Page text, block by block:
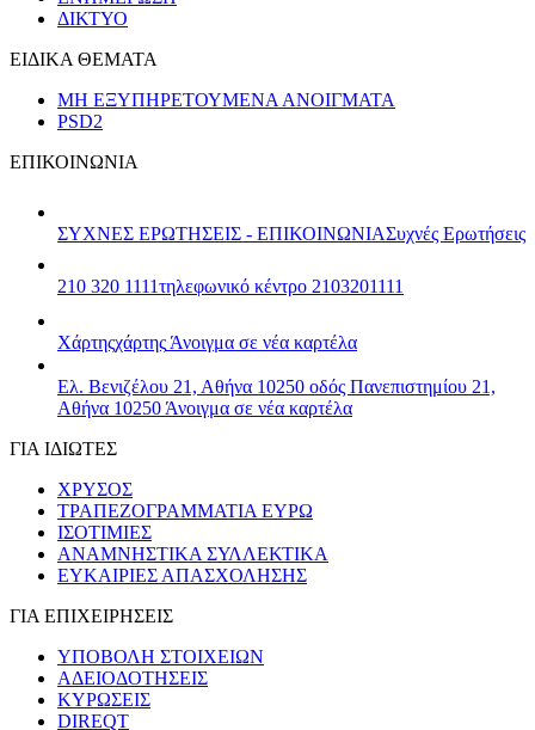
ΔΙΚΤΥΟ
ΕΙΔΙΚΑ ΘΕΜΑΤΑ
ΜΗ ΕΞΥΠΗΡΕΤΟΥΜΕΝΑ ΑΝΟΙΓΜΑΤΑ
PSD2
ΕΠΙΚΟΙΝΩΝΙΑ
ΣΥΧΝΕΣ ΕΡΩΤΗΣΕΙΣ - ΕΠΙΚΟΙΝΩΝΙΑΣυχνές Ερωτήσεις
210 320 1111τηλεφωνικό κέντρο 2103201111
Χάρτηςχάρτης Άνοιγμα σε νέα καρτέλα
Ελ. Βενιζέλου 21, Αθήνα 10250 οδός Πανεπιστημίου 21,
Αθήνα 10250 Άνοιγμα σε νέα καρτέλα
ΓΙΑ ΙΔΙΩΤΕΣ
ΧΡΥΣΟΣ
ΤΡΑΠΕΖΟΓΡΑΜΜΑΤΙΑ ΕΥΡΩ
ΙΣΟΤΙΜΙΕΣ
ΑΝΑΜΝΗΣΤΙΚΑ ΣΥΛΛΕΚΤΙΚΑ
ΕΥΚΑΙΡΙΕΣ ΑΠΑΣΧΟΛΗΣΗΣ
ΓΙΑ ΕΠΙΧΕΙΡΗΣΕΙΣ
ΥΠΟΒΟΛΗ ΣΤΟΙΧΕΙΩΝ
ΑΔΕΙΟΔΟΤΗΣΕΙΣ
ΚΥΡΩΣΕΙΣ
DIREQT